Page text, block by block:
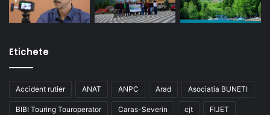
Etichete
Accident rutier ANAT ANPC Arad Asociatia BUNETI
BIBI Touring Touroperator Caras-Severin cjt FIJET